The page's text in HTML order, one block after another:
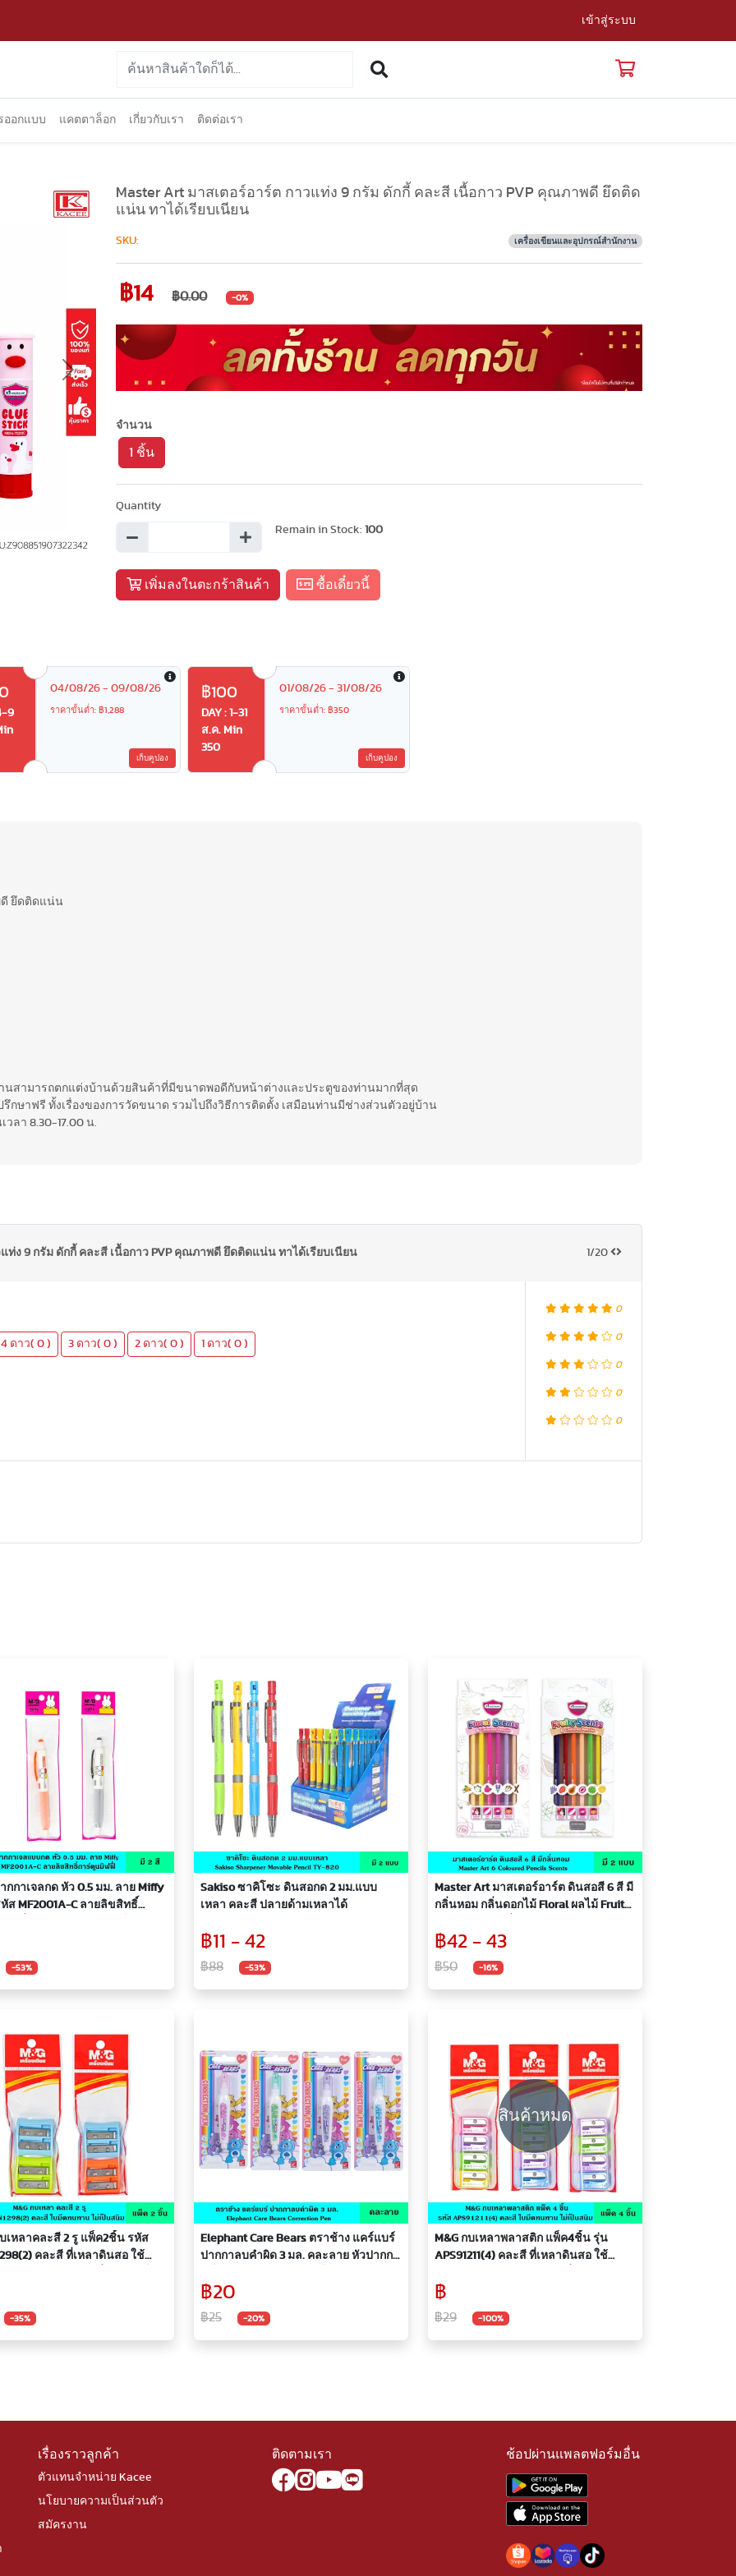
เข้าสู่ระบบ
ออกแบบ แคตตาล็อก เกี่ยวกับเรา ติดต่อเรา
Next
Master Art มาสเตอร์อาร์ต กาวแท่ง 9 กรัม ดักกี้ คละสี เนื้อกาว PVP คุณภาพดี ยึดติด
แน่น ทาได้เรียบเนียน
SKU: เครื่องเขียนและอุปกรณ์สำนักงาน
฿14 ฿0.00 -0%
จำนวน
1 ชิ้น
Quantity
Remain in Stock: 100
เพิ่มลงในตะกร้าสินค้า ซื้อเดี๋ยวนี้
9
04/08/26 - 09/08/26
ราคาขั้นต่ำ: ฿1,288
เก็บคูปอง
฿100
DAY : 1-31
ส.ค. Min
350
01/08/26 - 31/08/26
ราคาขั้นต่ำ: ฿350
เก็บคูปอง
ดี ยึดติดแน่น
ท่านสามารถตกแต่งบ้านด้วยสินค้าที่มีขนาดพอดีกับหน้าต่างและประตูของท่านมากที่สุด
รึกษาฟรี ทั้งเรื่องของการวัดขนาด รวมไปถึงวิธีการติดตั้ง เสมือนท่านมีช่างส่วนตัวอยู่บ้าน
ลา 8.30-17.00 น.
ท่ง 9 กรัม ดักกี้ คละสี เนื้อกาว PVP คุณภาพดี ยึดติดแน่น ทาได้เรียบเนียน 1/20
4 ดาว( 0 ) 3 ดาว( 0 ) 2 ดาว( 0 ) 1 ดาว( 0 )
0
0
0
0
0
กกาเจลกด หัว 0.5 มม. ลาย Miffy
ส MF2001A-C ลายลิขสิทธิ์
-53%
Sakiso ซาคิโซะ ดินสอกด 2 มม.แบบ
เหลา คละสี ปลายด้ามเหลาได้
฿11 - 42
฿88 -53%
Master Art มาสเตอร์อาร์ต ดินสอสี 6 สี มี
กลิ่นหอม กลิ่นดอกไม้ Floral ผลไม้ Fruity
คุณภาพดี แถมฟรี กบเหลาดินสอ 1 ชิ้นใน
฿42 - 43
฿50 -16%
บเหลาคละสี 2 รู แพ็ค2ชิ้น รหัส
คละสี ที่เหลาดินสอ ใช้
-35%
Elephant Care Bears ตราช้าง แคร์แบร์
ปากกาลบคำผิด 3 มล. คละลาย หัวปากกา
มม. ที่ลบคำผิด น้ำยาลบคำผิด ลิขสิทธิ์แท้
฿20
฿25 -20%
สินค้าหมด
M&G กบเหลาพลาสติก แพ็ค4ชิ้น รุ่น
APS91211(4) คละสี ที่เหลาดินสอ ใช้
ทนทาน ไม่เป็นสนิม ใช้งานง่าย จับได้
฿
฿29 -100%
เรื่องราวลูกค้า
ตัวแทนจำหน่าย Kacee
นโยบายความเป็นส่วนตัว
สมัครงาน
ติดตามเรา ช้อปผ่านแพลตฟอร์มอื่น